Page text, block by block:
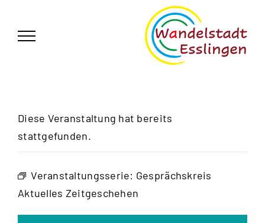
springen
Diese Veranstaltung hat bereits
stattgefunden.
Veranstaltungsserie: Gesprächskreis
Aktuelles Zeitgeschehen